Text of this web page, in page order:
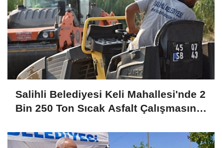
Salihli Belediyesi Keli Mahallesi'nde 2
Bin 250 Ton Sıcak Asfalt Çalışmasını